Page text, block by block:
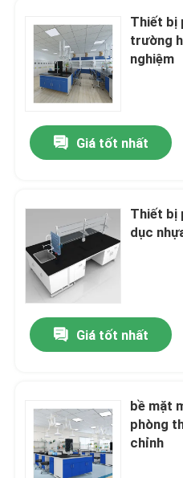
Nhà
Địa chỉ liên hệ
Sản phẩm
Nội thất phòng thí
Nội thất phòng thí
Phòng thí nghiệm đảo
Thiết bị
trường
nghiệm
Giá tốt nhất
Thiết bị
dục
Giá tốt nhất
bề mặt
phòng
chỉnh